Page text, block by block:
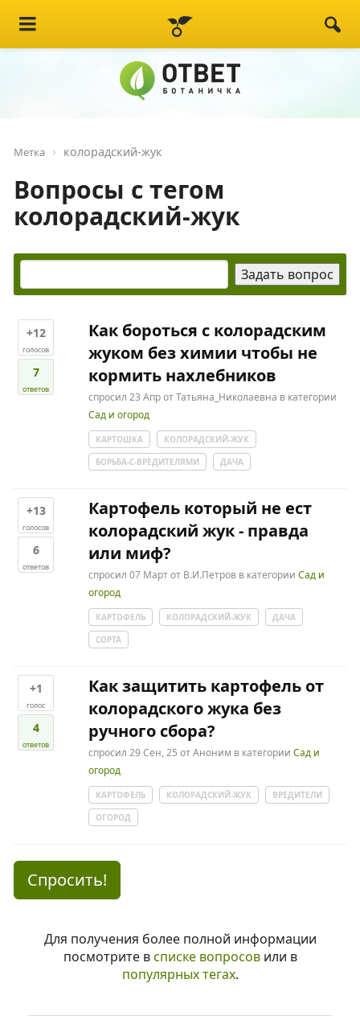
Метка колорадский-жук
Вопросы с тегом
колорадский-жук
+12
голосов
7
ответов
Как бороться с колорадским
жуком без химии чтобы не
кормить нахлебников
спросил 23 АпротТатьяна_Николаевна в категории
Сад и огород
КАРТОШКА
КОЛОРАДСКИЙ-ЖУК
БОРЬБА-С-ВРЕДИТЕЛЯМИ
ДАЧА
+13
голосов
6
ответов
Картофель который не ест
колорадский жук - правда
или миф?
спросил 07 Мартот В.И.Петров в категорииСад и
огород
КАРТОФЕЛЬ КОЛОРАДСКИЙ-ЖУК
ДАЧА
СОРТА
+1
голос
4
ответов
Как защитить картофель от
колорадского жука без
ручного сбора?
спросил 29 Сен, 25 отАноним в категорииСад и
огород
КАРТОФЕЛЬ КОЛОРАДСКИЙ-ЖУК
ВРЕДИТЕЛИ
ОГОРОД
Спросить!
Для получения более полной информации
посмотрите всписке вопросовили в
популярных тегах.